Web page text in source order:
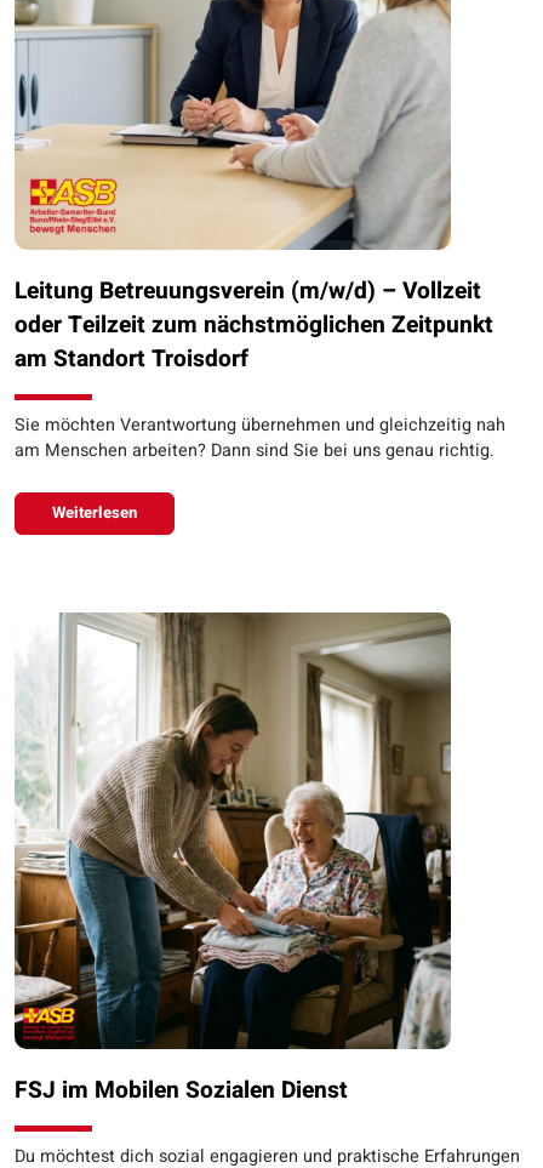
Leitung Betreuungsverein (m/w/d) – Vollzeit
oder Teilzeit zum nächstmöglichen Zeitpunkt
am Standort Troisdorf
Sie möchten Verantwortung übernehmen und gleichzeitig nah
am Menschen arbeiten? Dann sind Sie bei uns genau richtig.
Weiterlesen
FSJ im Mobilen Sozialen Dienst
Du möchtest dich sozial engagieren und praktische Erfahrungen